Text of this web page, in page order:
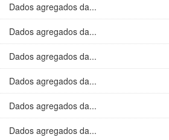
Dados agregados da...
Dados agregados da...
Dados agregados da...
Dados agregados da...
Dados agregados da...
Dados agregados da...